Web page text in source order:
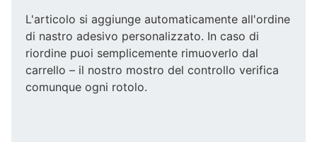
L'articolo si aggiunge automaticamente all'ordine
di nastro adesivo personalizzato. In caso di
riordine puoi semplicemente rimuoverlo dal
carrello – il nostro mostro del controllo verifica
comunque ogni rotolo.